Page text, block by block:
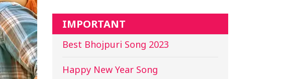
IMPORTANT
Best Bhojpuri Song 2023
Happy New Year Song